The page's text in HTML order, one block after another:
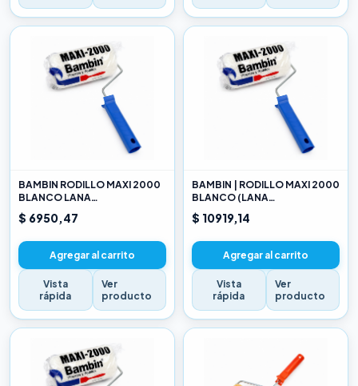
BAMBIN RODILLO MAXI 2000
BLANCO LANA
SELECCIONADA 10 CM
$ 6950,47
Agregar al carrito
Vista
rápida
Ver
producto
BAMBIN | RODILLO MAXI 2000
BLANCO (LANA
SELECCIONADA) 17CM
$ 10919,14
Agregar al carrito
Vista
rápida
Ver
producto